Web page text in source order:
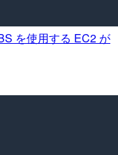
を使用する EC2 が